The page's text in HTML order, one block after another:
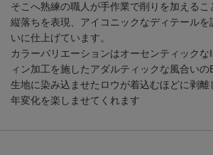
そこへ熟練の職人が手作業で削りを加える
縦落ちを表現、アイコニックなディテールを
いに仕上げています。
カラーバリエーションはオーセンティック
ィン加工を施したアダルティックな風合いの
生地に染み込ませたロウが着込むほどに剥離
年変化を楽しませてくれます